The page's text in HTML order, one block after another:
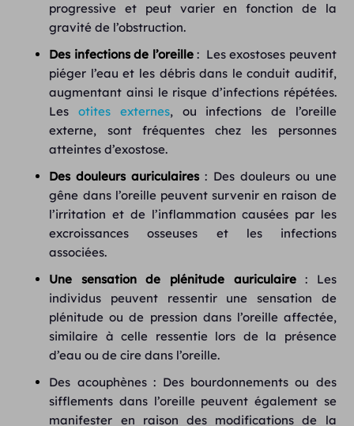
progressive et peut varier en fonction de la
gravité de l’obstruction.
Des infections de l’oreille: Les exostoses peuvent
piéger l’eau et les débris dans le conduit auditif,
augmentant ainsi le risque d’infections répétées.
Lesotites externes, ou infections de l’oreille
externe, sont fréquentes chez les personnes
atteintes d’exostose.
Des douleurs auriculaires: Des douleurs ou une
gêne dans l’oreille peuvent survenir en raison de
l’irritation et de l’inflammation causées par les
excroissances osseuses et les infections
associées.
Une sensation de plénitude auriculaire: Les
individus peuvent ressentir une sensation de
plénitude ou de pression dans l’oreille affectée,
similaire à celle ressentie lors de la présence
d’eau ou de cire dans l’oreille.
Des acouphènes : Des bourdonnements ou des
sifflements dans l’oreille peuvent également se
manifester en raison des modifications de la